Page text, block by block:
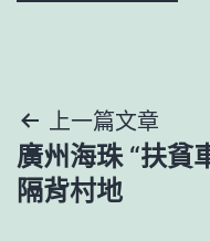
文
章
上一篇文章
廣州海珠 “扶貧
隔背村地